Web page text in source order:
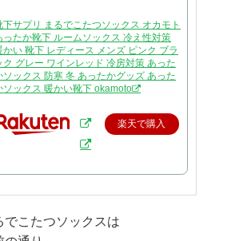
下サプリ まるでこたつソックス オカモト
ったか靴下 ルームソックス 冷え性対策
かい 靴下 レディース メンズ ピンク ブラ
ク グレー ワインレッド 冷房対策 あった
ソックス 防寒 冬 あったかグッズ あった
ソックス 暖かい靴下 okamoto
楽天で購入
でこたつソックスは